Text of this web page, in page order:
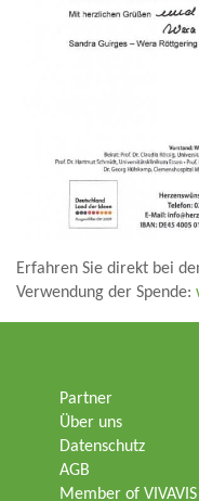
Erfahren Sie direkt bei
Verwendung der Spende:
Partner
Über uns
Datenschutz
AGB
Member of VIVAVIS